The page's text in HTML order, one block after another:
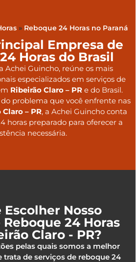
» Reboque 24 Horas no Paraná
Empresa de
Horas do Brasil
Achei Guincho, reúne os mais
especializados em serviços de
Ribeirão Claro – PRe do Brasil.
problema que você enfrente nas
Claro – PR, a Achei Guincho conta
horas preparado para oferecer a
necessária.
Escolher Nosso
24 Horas
Claro - PR?
pelas quais somos a melhor
trata de serviços de reboque 24